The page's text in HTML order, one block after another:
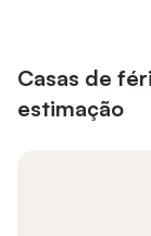
Casas de
estimação